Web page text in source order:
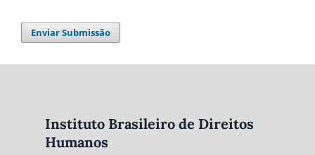
Enviar Submissão
Instituto Brasileiro de Direitos
Humanos